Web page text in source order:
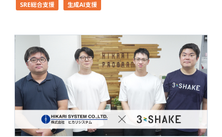
SRE総合支援 生成AI支援